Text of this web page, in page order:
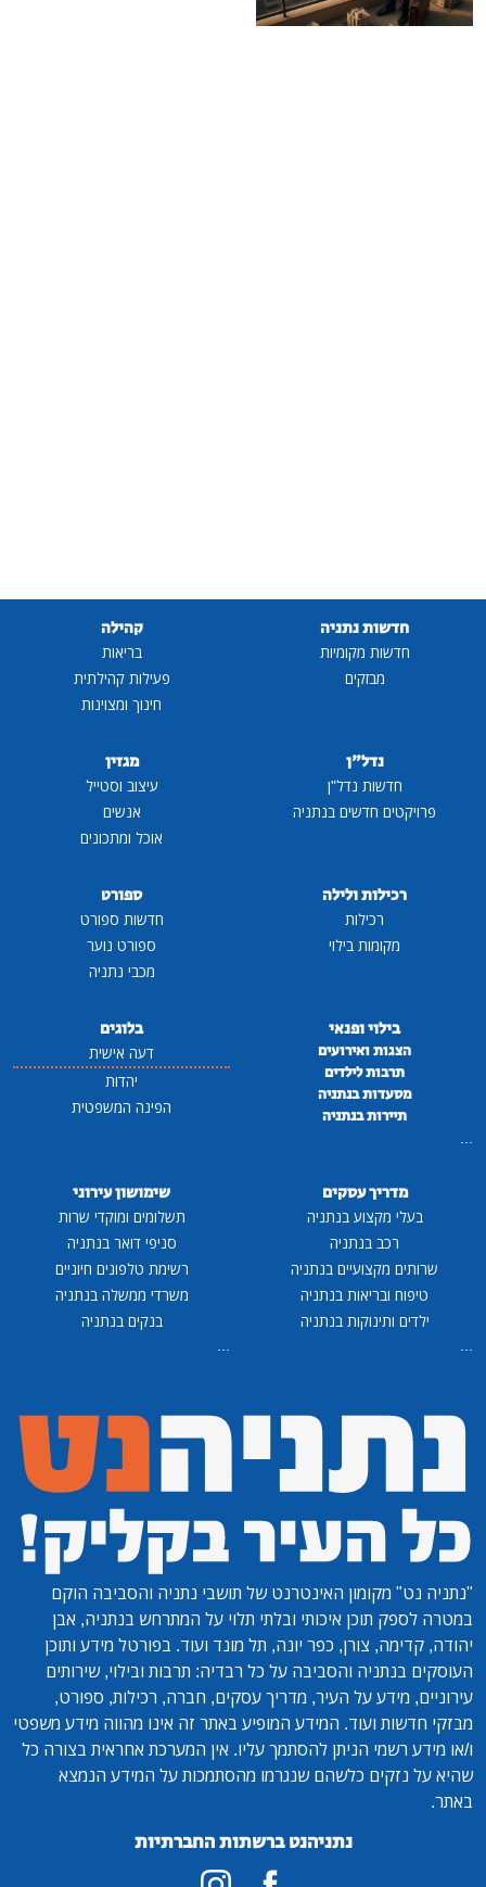
חדשות נתניה
חדשות מקומיות
מבזקים
קהילה
בריאות
פעילות קהילתית
חינוך ומצוינות
נדל"ן
חדשות נדל"ן
פרויקטים חדשים בנתניה
מגזין
עיצוב וסטייל
אנשים
אוכל ומתכונים
רכילות ולילה
רכילות
מקומות בילוי
ספורט
חדשות ספורט
ספורט נוער
מכבי נתניה
בילוי ופנאי
הצגות ואירועים
תרבות לילדים
מסעדות בנתניה
תיירות בנתניה
...
בלוגים
דעה אישית
יהדות
הפינה המשפטית
מדריך עסקים
בעלי מקצוע בנתניה
רכב בנתניה
שרותים מקצועיים בנתניה
טיפוח ובריאות בנתניה
ילדים ותינוקות בנתניה
...
שימושון עירוני
תשלומים ומוקדי שרות
סניפי דואר בנתניה
רשימת טלפונים חיוניים
משרדי ממשלה בנתניה
בנקים בנתניה
...
"נתניה נט" מקומון האינטרנט של תושבי נתניה והסביבה הוקם
במטרה לספק תוכן איכותי ובלתי תלוי על המתרחש בנתניה, אבן
יהודה, קדימה, צורן, כפר יונה, תל מונד ועוד. בפורטל מידע ותוכן
העוסקים בנתניה והסביבה על כל רבדיה: תרבות ובילוי, שירותים
עירוניים, מידע על העיר, מדריך עסקים, חברה, רכילות, ספורט,
מבזקי חדשות ועוד. המידע המופיע באתר זה אינו מהווה מידע משפטי
ו/או מידע רשמי הניתן להסתמך עליו. אין המערכת אחראית בצורה כל
שהיא על נזקים כלשהם שנגרמו מהסתמכות על המידע הנמצא
באתר.
נתניהנט ברשתות החברתיות